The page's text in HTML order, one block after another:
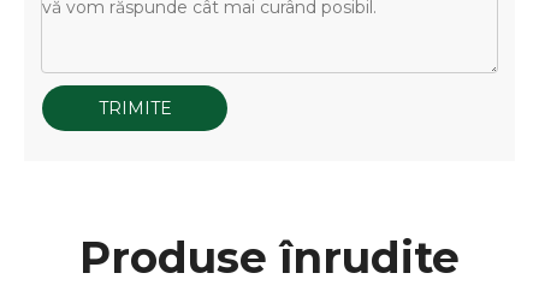
TRIMITE
Produse înrudite